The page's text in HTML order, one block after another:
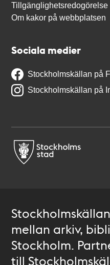
Tillgänglighetsredogörelse
Om kakor på webbplatsen
Sociala medier
Stockholmskällan på
Stockholmskällan på
mellan arkiv,
Stockholm.
till